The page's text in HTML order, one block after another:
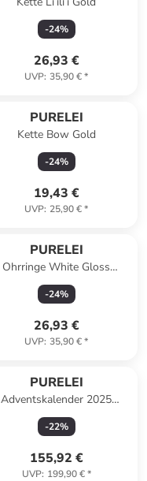
-24%
26,93 €
UVP: 35,90 €*
PURELEI
Kette Bow Gold
-24%
19,43 €
UVP: 25,90 €*
PURELEI
Ohrringe White Gloss
Rosegold
-24%
26,93 €
UVP: 35,90 €*
PURELEI
Adventskalender 2025
Adventskalender Silber
-22%
155,92 €
UVP: 199,90 €*